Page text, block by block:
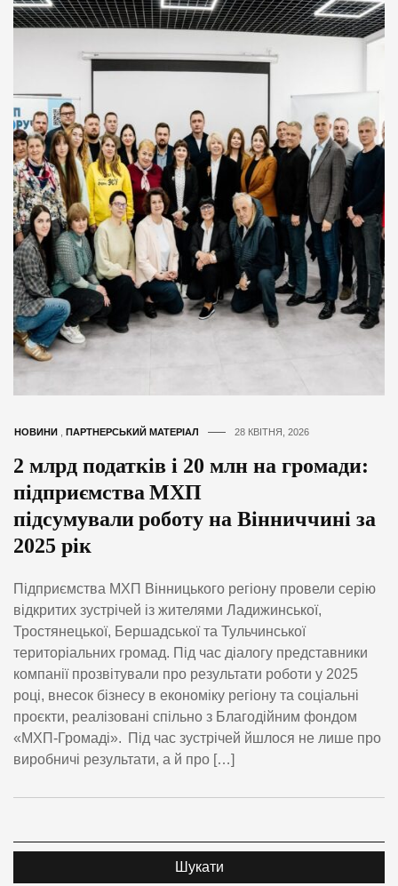
НОВИНИ ПАРТНЕРСЬКИЙ МАТЕРІАЛ 28 КВІТНЯ, 2026
2 млрд податків і 20 млн на громади:
підприємства МХП
підсумували роботу на Вінниччині за
2025 рік
Підприємства МХП Вінницького регіону провели серію
відкритих зустрічей із жителями Ладижинської,
Тростянецької, Бершадської та Тульчинської
територіальних громад. Під час діалогу представники
компанії прозвітували про результати роботи у 2025
році, внесок бізнесу в економіку регіону та соціальні
проєкти, реалізовані спільно з Благодійним фондом
«МХП-Громаді». Під час зустрічей йшлося не лише про
виробничі результати, а й про […]